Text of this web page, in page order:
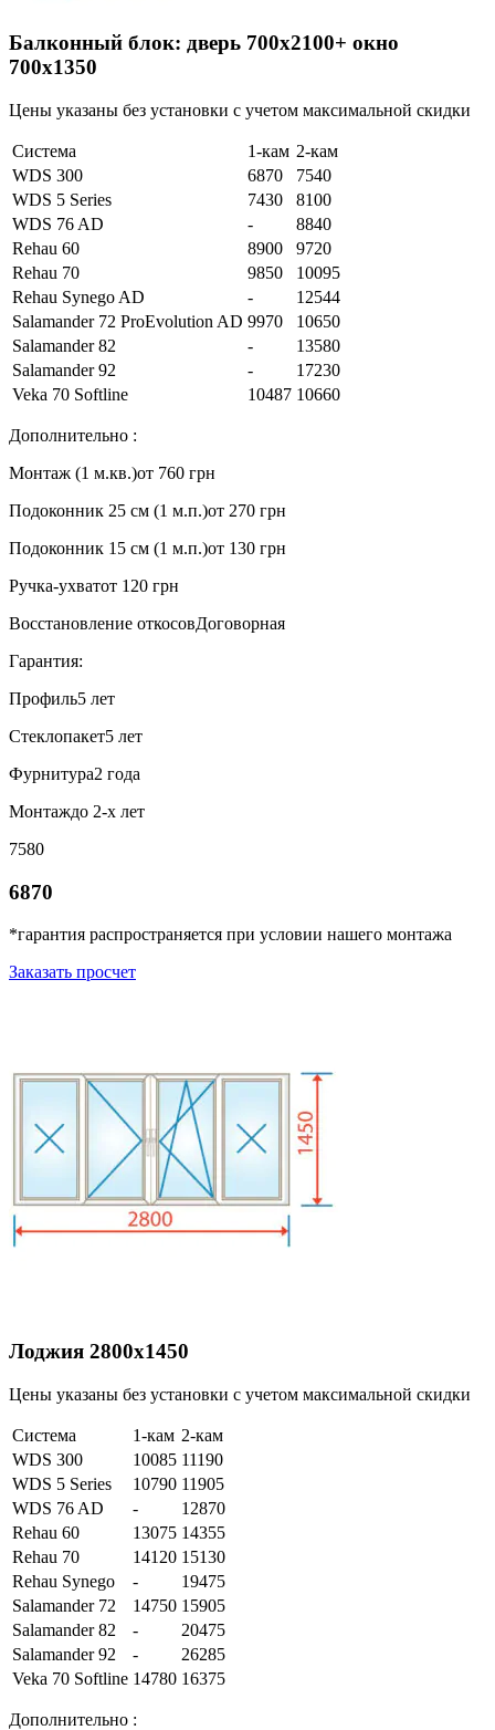
Балконный блок: дверь 700х2100+ окно
700х1350
Цены указаны без установки с учетом максимальной скидки
Система 1-кам 2-кам
WDS 300
6870
7540
WDS 5 Series
7430
8100
WDS 76 AD
-
8840
Rehau 60
8900
9720
Rehau 70
9850
10095
Rehau Synego AD
-
12544
Salamander 72 ProEvolution AD 9970
10650
Salamander 82
-
13580
Salamander 92
-
17230
Veka 70 Softline
10487 10660
Дополнительно :
Монтаж (1 м.кв.)от 760 грн
Подоконник 25 см (1 м.п.)от 270 грн
Подоконник 15 см (1 м.п.)от 130 грн
Ручка-ухватот 120 грн
Восстановление откосовДоговорная
Гарантия:
Профиль5 лет
Стеклопакет5 лет
Фурнитура2 года
Монтаждо 2-х лет
7580
6870
*гарантия распространяется при условии нашего монтажа
Заказать просчет
Лоджия 2800х1450
Цены указаны без установки с учетом максимальной скидки
Система 1-кам 2-кам
WDS 300
10085 11190
WDS 5 Series
10790 11905
WDS 76 AD
-
12870
Rehau 60
13075 14355
Rehau 70
14120 15130
Rehau Synego
-
19475
Salamander 72
14750 15905
Salamander 82
-
20475
Salamander 92
-
26285
Veka 70 Softline 14780 16375
Дополнительно :